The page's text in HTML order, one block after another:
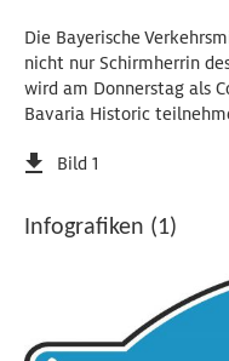
Die Bayerische
nicht nur Schirmherrin
wird am Donnerstag als
Bavaria Historic
Bild 1
Infografiken (1)